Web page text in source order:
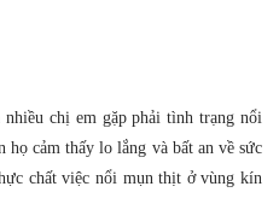
nhiều chị em gặp phải tình trạng nổi
cảm thấy lo lắng và bất an về sức
chất việc nổi mụn thịt ở vùng kín